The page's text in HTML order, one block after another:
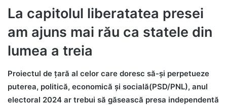
La capitolul liberatatea presei
am ajuns mai rău ca statele din
lumea a treia
Proiectul de țară al celor care doresc să-și perpetueze
puterea, politică, economică și socială(PSD/PNL), anul
electoral 2024 ar trebui să găsească presa independentă